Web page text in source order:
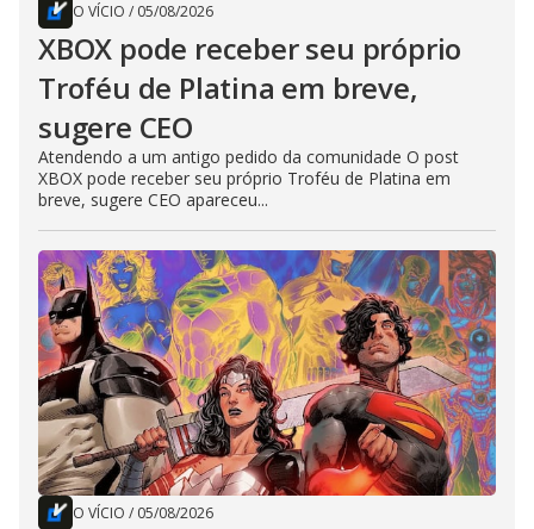
O VÍCIO / 05/08/2026
XBOX pode receber seu próprio
Troféu de Platina em breve,
sugere CEO
Atendendo a um antigo pedido da comunidade O post
XBOX pode receber seu próprio Troféu de Platina em
breve, sugere CEO apareceu...
O VÍCIO / 05/08/2026